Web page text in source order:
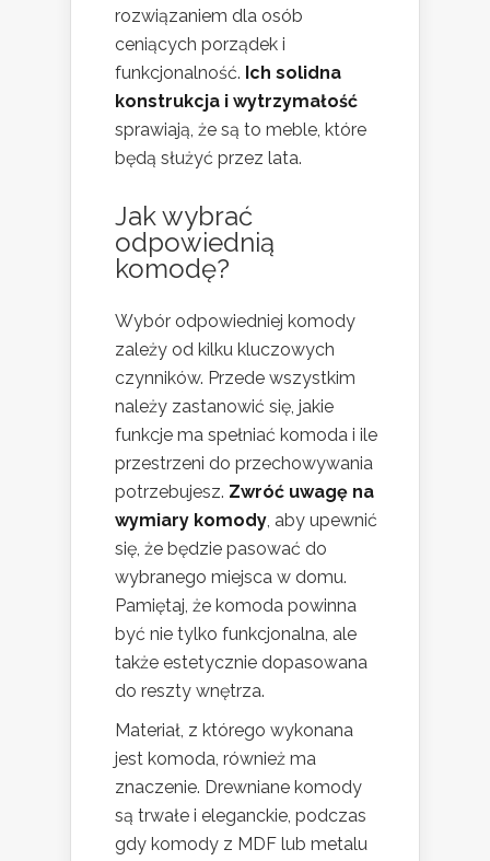
rozwiązaniem dla osób
ceniących porządek i
funkcjonalność. Ich solidna
konstrukcja i wytrzymałość
sprawiają, że są to meble, które
będą służyć przez lata.
Jak wybrać
odpowiednią
komodę?
Wybór odpowiedniej komody
zależy od kilku kluczowych
czynników. Przede wszystkim
należy zastanowić się, jakie
funkcje ma spełniać komoda i ile
przestrzeni do przechowywania
potrzebujesz. Zwróć uwagę na
wymiary komody, aby upewnić
się, że będzie pasować do
wybranego miejsca w domu.
Pamiętaj, że komoda powinna
być nie tylko funkcjonalna, ale
także estetycznie dopasowana
do reszty wnętrza.
Materiał, z którego wykonana
jest komoda, również ma
znaczenie. Drewniane komody
są trwałe i eleganckie, podczas
gdy komody z MDF lub metalu